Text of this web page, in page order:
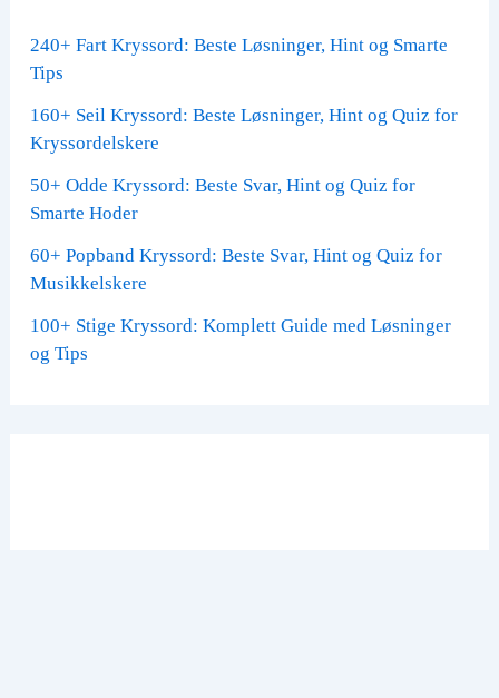
240+ Fart Kryssord: Beste Løsninger, Hint og Smarte
Tips
160+ Seil Kryssord: Beste Løsninger, Hint og Quiz for
Kryssordelskere
50+ Odde Kryssord: Beste Svar, Hint og Quiz for
Smarte Hoder
60+ Popband Kryssord: Beste Svar, Hint og Quiz for
Musikkelskere
100+ Stige Kryssord: Komplett Guide med Løsninger
og Tips